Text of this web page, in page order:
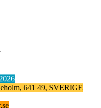
641 49, SVERIGE